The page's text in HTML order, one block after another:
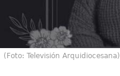
(Foto: Televisión Arquidiocesana)